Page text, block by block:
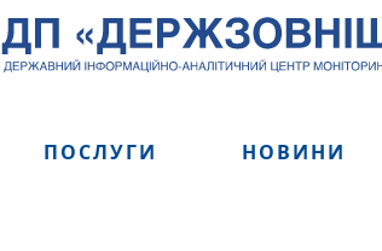
ПОСЛУГИ НОВИНИ